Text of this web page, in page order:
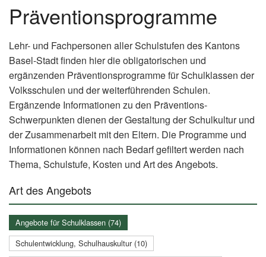
Präventionsprogramme
Lehr- und Fachpersonen aller Schulstufen des Kantons
Basel-Stadt finden hier die obligatorischen und
ergänzenden Präventionsprogramme für Schulklassen der
Volksschulen und der weiterführenden Schulen.
Ergänzende Informationen zu den Präventions-
Schwerpunkten dienen der Gestaltung der Schulkultur und
der Zusammenarbeit mit den Eltern. Die Programme und
Informationen können nach Bedarf gefiltert werden nach
Thema, Schulstufe, Kosten und Art des Angebots.
Art des Angebots
Angebote für Schulklassen (74)
Schulentwicklung, Schulhauskultur (10)